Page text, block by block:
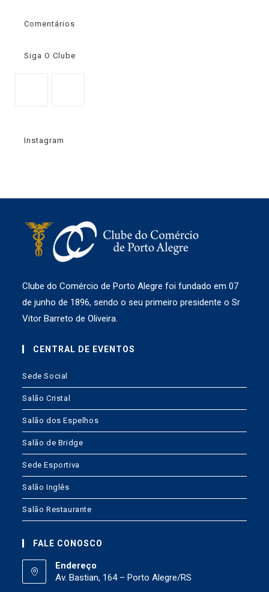
Comentários
Siga O Clube
Instagram
Clube do Comércio de Porto Alegre foi fundado em 07
de junho de 1896, sendo o seu primeiro presidente o Sr
Vitor Barreto de Oliveira.
CENTRAL DE EVENTOS
Sede Social
Salão Cristal
Salão dos Espelhos
Salão de Bridge
Sede Esportiva
Salão Inglês
Salão Restaurante
FALE CONOSCO
Endereço
Av. Bastian, 164 – Porto Alegre/RS